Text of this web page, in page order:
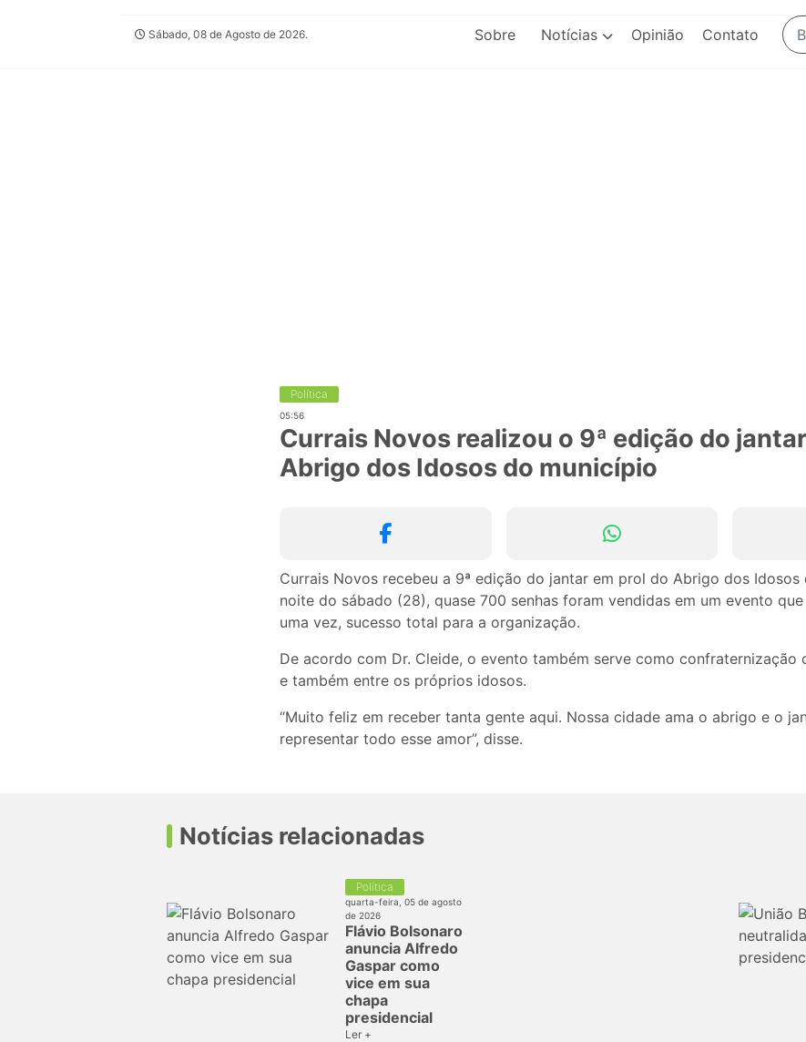
Sábado, 08 de Agosto de 2026. Sobre Notícias Opinião Contato
Política
05:56
Currais Novos realizou o 9ª edição do
Abrigo dos Idosos do município
Currais Novos recebeu a 9ª edição do jantar em prol do Abrigo dos Idosos
noite do sábado (28), quase 700 senhas foram vendidas em um evento
uma vez, sucesso total para a organização.
De acordo com Dr. Cleide, o evento também serve como confraternização
e também entre os próprios idosos.
“Muito feliz em receber tanta gente aqui. Nossa cidade ama o abrigo e o
representar todo esse amor”, disse.
Notícias relacionadas
Política
quarta-feira, 05 de agosto
de 2026
Flávio Bolsonaro
anuncia Alfredo
Gaspar como
vice em sua
chapa
presidencial
Ler +